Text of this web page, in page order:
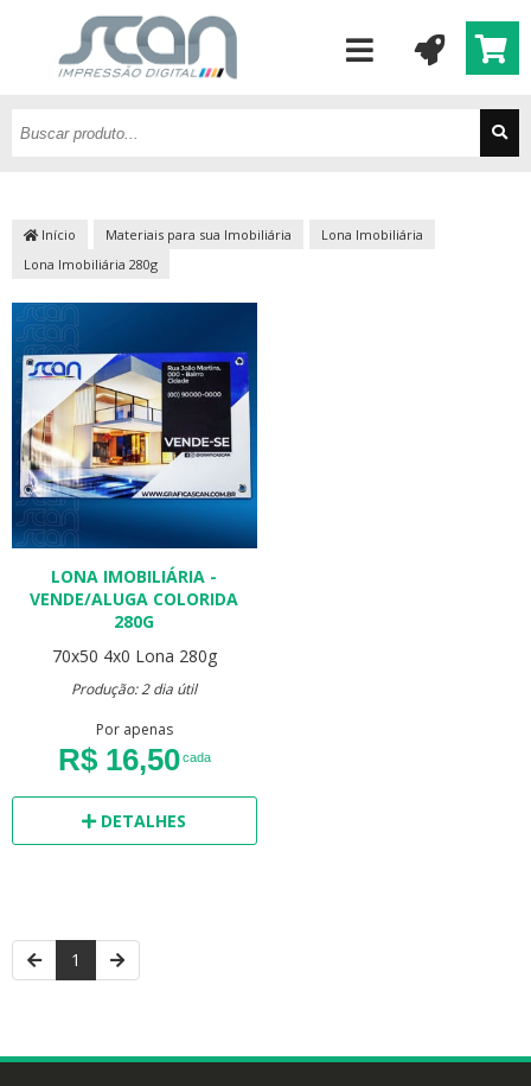
Início Materiais para sua Imobiliária
Lona Imobiliária
Lona Imobiliária 280g
LONA IMOBILIÁRIA -
VENDE/ALUGA COLORIDA
280G
70x50 4x0 Lona 280g
Produção: 2 dia útil
Por apenas
R$ 16,50cada
DETALHES
1